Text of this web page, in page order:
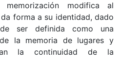
memorización modifica al
forma a su identidad, dado
ser definida como una
la memoria de lugares y
la continuidad de la